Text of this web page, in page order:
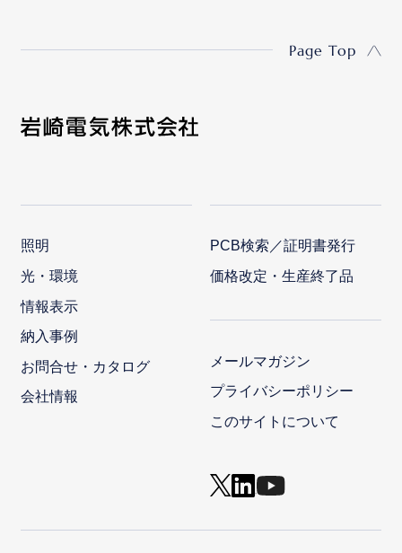
Page Top
照明
光・環境
情報表示
納入事例
お問合せ・カタログ
会社情報
PCB検索／証明書発行
価格改定・生産終了品
メールマガジン
プライバシーポリシー
このサイトについて